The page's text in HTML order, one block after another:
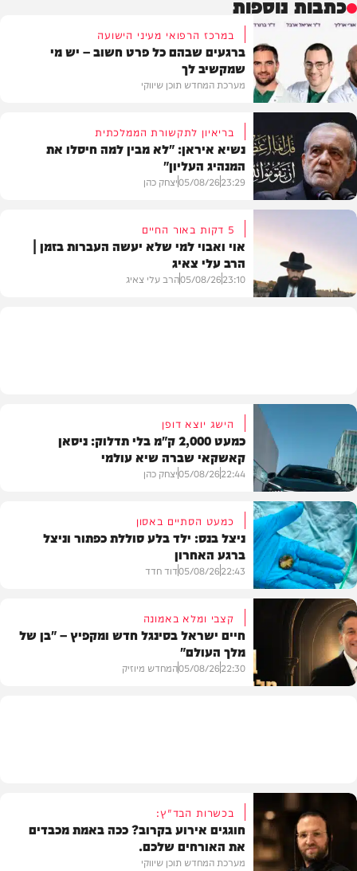
תוכן שיווקי
במרכז הרפואי מעיני הישועה
ברגעים שבהם כל פרט חשוב – יש מי
שמקשיב לך
מערכת המחדש תוכן שיווקי
בעולם
בריאיון לתקשורת הממלכתית
נשיא איראן: "לא מבין למה חיסלו את
המנהיג העליון"
23:29
05/08/26יצחק כהן
5 דקות באור החיים
אוי ואבוי למי שלא יעשה העברות בזמן |
הרב עלי צאיג
23:10
05/08/26הרב עלי צאיג
חדשות הרכב
הישג יוצא דופן
כמעט 2,000 ק"מ בלי תדלוק: ניסאן
קאשקאי שברה שיא עולמי
22:44
05/08/26יצחק כהן
בריאות
כמעט הסתיים באסון
ניצל בנס: ילד בלע סוללת כפתור וניצל
ברגע האחרון
22:43
05/08/26דוד חדד
קצבי ומלא באמונה
חיים ישראל בסינגל חדש ומקפיץ – "בן של
מלך העולם"
22:30
05/08/26המחדש מיוזיק
בכשרות הבד"ץ:
חוגגים אירוע בקרוב? ככה באמת מכבדים
את האורחים שלכם.
מערכת המחדש תוכן שיווקי